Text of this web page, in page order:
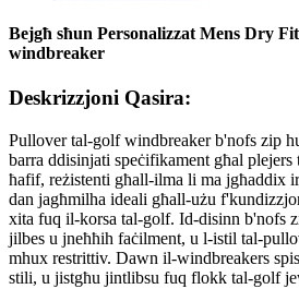
Bejgħ sħun Personalizzat Mens Dry
windbreaker
Deskrizzjoni Qasira:
Pullover tal-golf windbreaker b'nofs zip
barra ddisinjati speċifikament għal
ħafif, reżistenti għall-ilma li ma jgħaddix
dan jagħmilha ideali għall-użu
xita fuq il-korsa tal-golf. Id-disinn b'nofs
jilbes u jneħħih faċilment, u l-istil tal-
mhux restrittiv. Dawn il-windbreakers
stili, u jistgħu jintlibsu fuq flokk tal-golf